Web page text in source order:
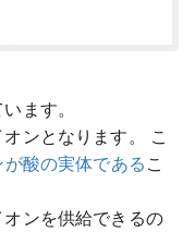
ます。
ンとなります。 こ
酸の実体であるこ
ンを供給できるの